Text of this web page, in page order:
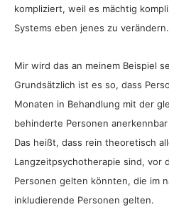
kompliziert, weil es mächtig
Systems eben jenes zu verändern.
Mir wird das an meinem Beispiel
Grundsätzlich ist es so, dass
Monaten in Behandlung mit der
behinderte Personen
Das heißt, dass rein theoretisch
Langzeitpsychotherapie sind, vor
Personen gelten könnten, die im
inkludierende Personen gelten.